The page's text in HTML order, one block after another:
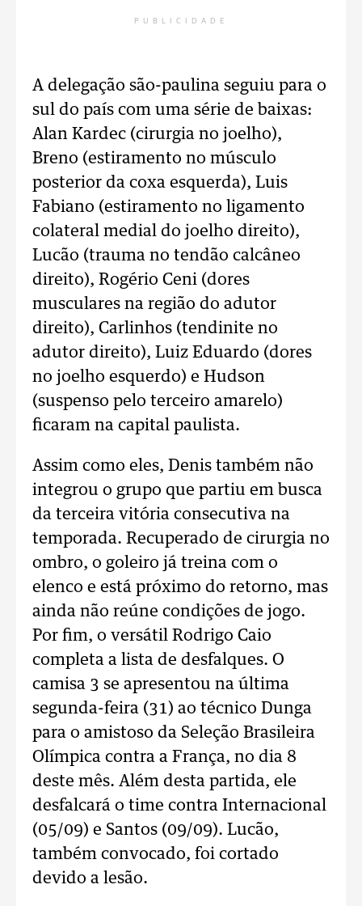
PUBLICIDADE
A delegação são-paulina seguiu para o
sul do país com uma série de baixas:
Alan Kardec (cirurgia no joelho),
Breno (estiramento no músculo
posterior da coxa esquerda), Luis
Fabiano (estiramento no ligamento
colateral medial do joelho direito),
Lucão (trauma no tendão calcâneo
direito), Rogério Ceni (dores
musculares na região do adutor
direito), Carlinhos (tendinite no
adutor direito), Luiz Eduardo (dores
no joelho esquerdo) e Hudson
(suspenso pelo terceiro amarelo)
ficaram na capital paulista.
Assim como eles, Denis também não
integrou o grupo que partiu em busca
da terceira vitória consecutiva na
temporada. Recuperado de cirurgia no
ombro, o goleiro já treina com o
elenco e está próximo do retorno, mas
ainda não reúne condições de jogo.
Por fim, o versátil Rodrigo Caio
completa a lista de desfalques. O
camisa 3 se apresentou na última
segunda-feira (31) ao técnico Dunga
para o amistoso da Seleção Brasileira
Olímpica contra a França, no dia 8
deste mês. Além desta partida, ele
desfalcará o time contra Internacional
(05/09) e Santos (09/09). Lucão,
também convocado, foi cortado
devido a lesão.